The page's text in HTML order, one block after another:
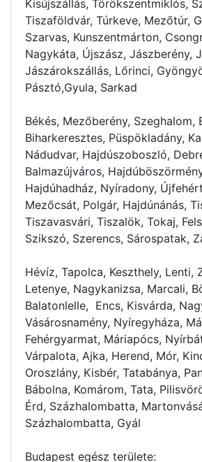
Kisújszállás, Törökszentmiklós,
Tiszaföldvár, Túrkeve, Mezőtúr,
Szarvas, Kunszentmárton,
Nagykáta, Újszász, Jászberény,
Jászárokszállás, Lőrinci,
Pásztó,Gyula, Sarkad
Békés, Mezőberény, Szeghalom,
Biharkeresztes, Püspökladány,
Nádudvar, Hajdúszoboszló,
Balmazújváros,
Hajdúhadház, Nyíradony,
Mezőcsát, Polgár, Hajdúnánás,
Tiszavasvári, Tiszalök, Tokaj,
Szikszó, Szerencs, Sárospatak,
Hévíz, Tapolca, Keszthely, Lenti,
Letenye, Nagykanizsa, Marcali,
Balatonlelle, Encs, Kisvárda,
Vásárosnamény, Nyíregyháza,
Fehérgyarmat, Máriapócs,
Várpalota, Ajka, Herend, Mór,
Oroszlány, Kisbér, Tatabánya,
Bábolna, Komárom, Tata,
Érd, Százhalombatta,
Százhalombatta, Gyál
Budapest egész területe: